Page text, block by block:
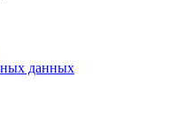
данных